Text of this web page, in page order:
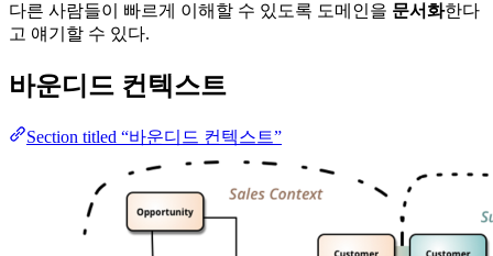
다른 사람들이 빠르게 이해할 수 있도록 도메인을 문서화한다
고 얘기할 수 있다.
바운디드 컨텍스트
Section titled “바운디드 컨텍스트”